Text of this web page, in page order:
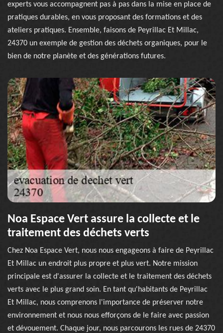
experts vous accompagnent pas à pas dans la mise en place de
pratiques durables, en vous proposant des formations et des
ateliers pratiques. Ensemble, faisons de Peyrillac Et Millac,
24370 un exemple de gestion des déchets organiques, pour le
bien de notre planète et des générations futures.
Noa Espace Vert assure la collecte et le
traitement des déchets verts
Chez Noa Espace Vert, nous nous engageons à faire de Peyrillac
Et Millac un endroit plus propre et plus vert. Notre mission
principale est d'assurer la collecte et le traitement des déchets
verts avec le plus grand soin. En tant qu'habitants de Peyrillac
Et Millac, nous comprenons l'importance de préserver notre
environnement et nous nous efforçons de le faire avec passion
et dévouement. Chaque jour, nous parcourons les rues de 24370